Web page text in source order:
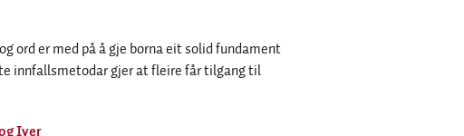
ord er med på å gje borna eit solid fundament
innfallsmetodar gjer at fleire får tilgang til